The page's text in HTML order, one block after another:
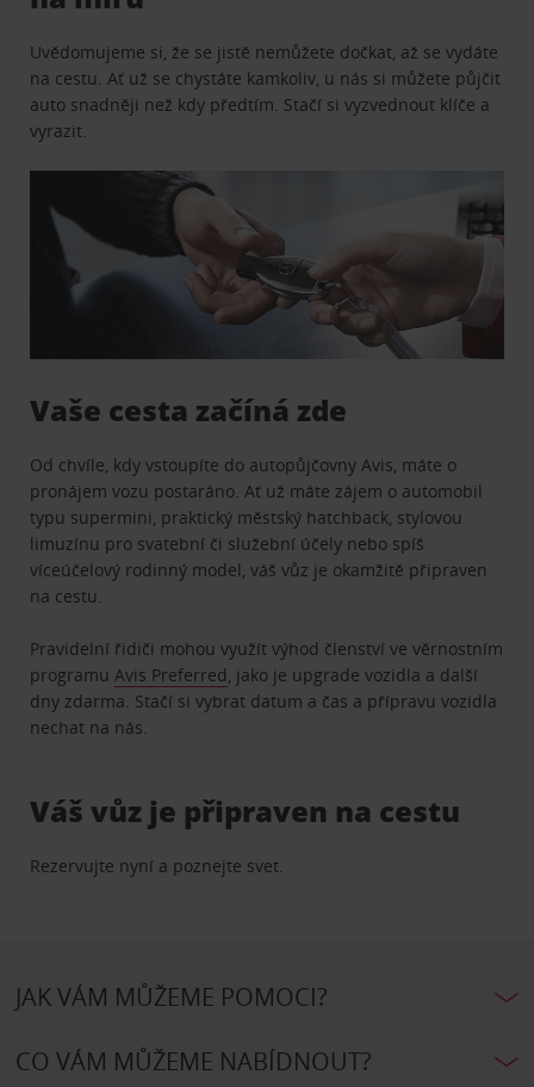
Uvědomujeme si, že se jistě nemůžete dočkat, až se vydáte
na cestu. Ať už se chystáte kamkoliv, u nás si můžete půjčit
auto snadněji než kdy předtím. Stačí si vyzvednout klíče a
vyrazit.
Vaše cesta začíná zde
Od chvíle, kdy vstoupíte do autopůjčovny Avis, máte o
pronájem vozu postaráno. Ať už máte zájem o automobil
typu supermini, praktický městský hatchback, stylovou
limuzínu pro svatební či služební účely nebo spíš
víceúčelový rodinný model, váš vůz je okamžitě připraven
na cestu.
Pravidelní řidiči mohou využít výhod členství ve věrnostním
programuAvis Preferred, jako je upgrade vozidla a další
dny zdarma. Stačí si vybrat datum a čas a přípravu vozidla
nechat na nás.
Váš vůz je připraven na cestu
Rezervujte nyní a poznejte svet.
JAK VÁM MŮŽEME POMOCI?
CO VÁM MŮŽEME NABÍDNOUT?